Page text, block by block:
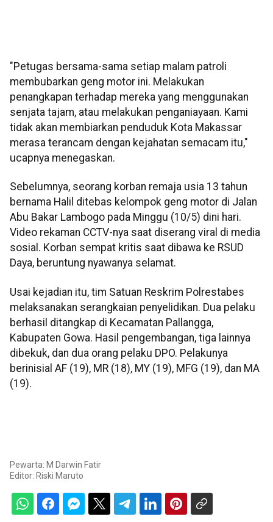
"Petugas bersama-sama setiap malam patroli
membubarkan geng motor ini. Melakukan
penangkapan terhadap mereka yang menggunakan
senjata tajam, atau melakukan penganiayaan. Kami
tidak akan membiarkan penduduk Kota Makassar
merasa terancam dengan kejahatan semacam itu,"
ucapnya menegaskan.
Sebelumnya, seorang korban remaja usia 13 tahun
bernama Halil ditebas kelompok geng motor di Jalan
Abu Bakar Lambogo pada Minggu (10/5) dini hari.
Video rekaman CCTV-nya saat diserang viral di media
sosial. Korban sempat kritis saat dibawa ke RSUD
Daya, beruntung nyawanya selamat.
Usai kejadian itu, tim Satuan Reskrim Polrestabes
melaksanakan serangkaian penyelidikan. Dua pelaku
berhasil ditangkap di Kecamatan Pallangga,
Kabupaten Gowa. Hasil pengembangan, tiga lainnya
dibekuk, dan dua orang pelaku DPO. Pelakunya
berinisial AF (19), MR (18), MY (19), MFG (19), dan MA
(19).
Pewarta: M Darwin Fatir
Editor: Riski Maruto